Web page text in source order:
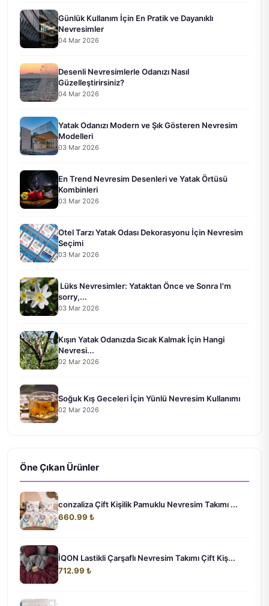
Günlük Kullanım İçin En Pratik ve Dayanıklı
Nevresimler
04 Mar 2026
Desenli Nevresimlerle Odanızı Nasıl
Güzelleştirirsiniz?
04 Mar 2026
Yatak Odanızı Modern ve Şık Gösteren Nevresim
Modelleri
03 Mar 2026
En Trend Nevresim Desenleri ve Yatak Örtüsü
Kombinleri
03 Mar 2026
Otel Tarzı Yatak Odası Dekorasyonu İçin Nevresim
Seçimi
03 Mar 2026
Lüks Nevresimler: Yataktan Önce ve Sonra I'm
sorry,...
03 Mar 2026
Kışın Yatak Odanızda Sıcak Kalmak İçin Hangi
Nevresi...
02 Mar 2026
Soğuk Kış Geceleri İçin Yünlü Nevresim Kullanımı
02 Mar 2026
Öne Çıkan Ürünler
conzaliza Çift Kişilik Pamuklu Nevresim Takımı ...
660.99 ₺
İQON Lastikli Çarşaflı Nevresim Takımı Çift Kiş...
712.99 ₺